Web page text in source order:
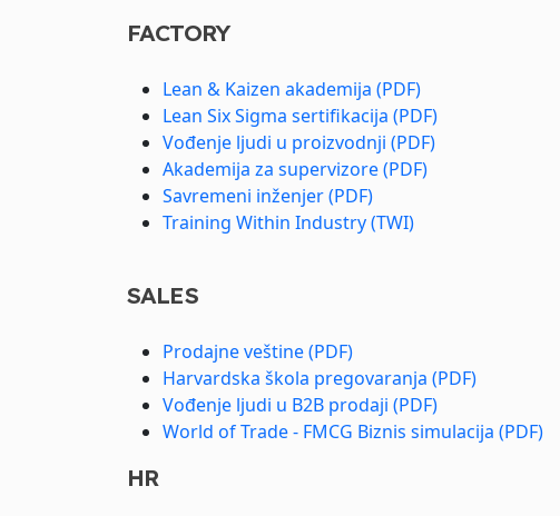
FACTORY
Lean & Kaizen akademija (PDF)
Lean Six Sigma sertifikacija (PDF)
Vođenje ljudi u proizvodnji (PDF)
Akademija za supervizore (PDF)
Savremeni inženjer (PDF)
Training Within Industry (TWI)
SALES
Prodajne veštine (PDF)
Harvardska škola pregovaranja (PDF)
Vođenje ljudi u B2B prodaji (PDF)
World of Trade - FMCG Biznis simulacija (PDF)
HR